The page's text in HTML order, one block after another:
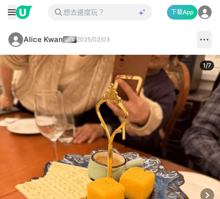
下載App
Alice Kwan 2025/02/03
1/7